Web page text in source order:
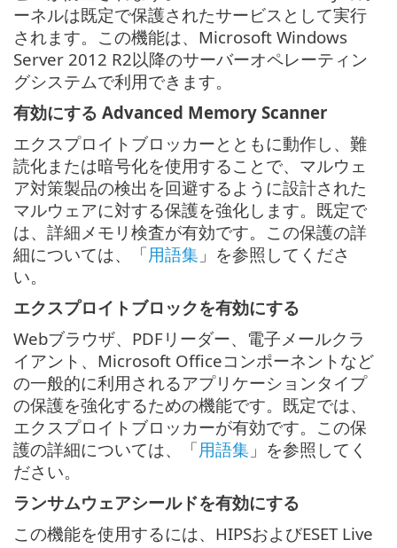
ーネルは既定で保護されたサービスとして実行
されます。この機能は、Microsoft Windows
Server 2012 R2以降のサーバーオペレーティン
グシステムで利用できます。
有効にする Advanced Memory Scanner
エクスプロイトブロッカーとともに動作し、難
読化または暗号化を使用することで、マルウェ
ア対策製品の検出を回避するように設計された
マルウェアに対する保護を強化します。既定で
は、詳細メモリ検査が有効です。この保護の詳
細については、「用語集 」を参照してくださ
い。
エクスプロイトブロックを有効にする
Webブラウザ、PDFリーダー、電子メールクラ
イアント、Microsoft Officeコンポーネントなど
の一般的に利用されるアプリケーションタイプ
の保護を強化するための機能です。既定では、
エクスプロイトブロッカーが有効です。この保
護の詳細については、「用語集 」を参照してく
ださい。
ランサムウェアシールドを有効にする
この機能を使用するには、HIPSおよびESET Live